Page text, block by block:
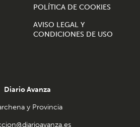
POLÍTICA DE COOKIES
AVISO LEGAL Y
CONDICIONES DE USO
Diario Avanza
y Provincia